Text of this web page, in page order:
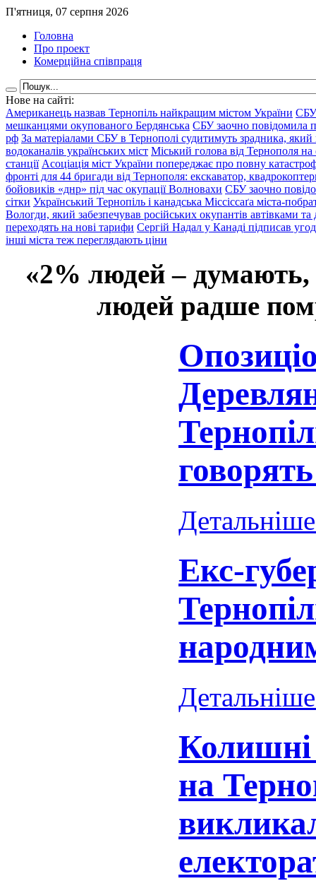
П'ятниця, 07 серпня 2026
Головна
Про проект
Комерційна співпраця
Нове на сайті:
Американець назвав Тернопіль найкращим містом України СБУ
мешканцями окупованого Бердянська СБУ заочно повідомила
рф За матеріалами СБУ в Тернополі судитимуть зрадника, який
водоканалів українських міст Міський голова від Тернополя
станції Асоціація міст України попереджає про повну
фронті для 44 бригади від Тернополя: екскаватор,
бойовиків «днр» під час окупації Волновахи СБУ заочно
сітки Український Тернопіль і канадська Міссіссаґа міста-
Вологди, який забезпечував російських окупантів автівками
переходять на нові тарифи Сергій Надал у Канаді підписав
інші міста теж переглядають ціни
«2% людей –
людей радше
Екс-
Колишні
на